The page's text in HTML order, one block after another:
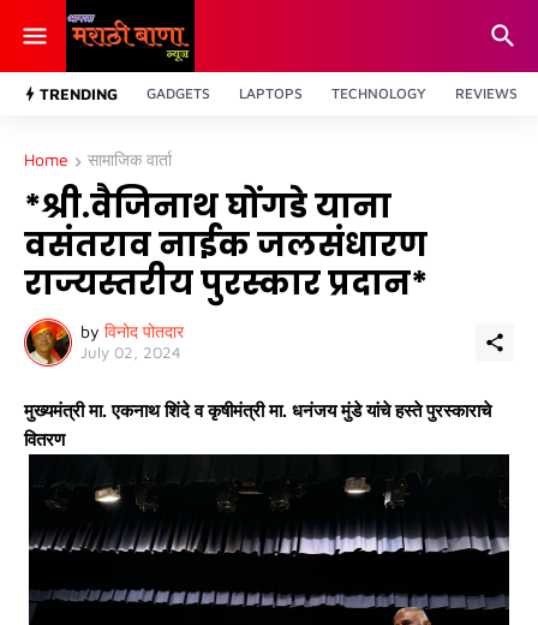
TRENDING GADGETS LAPTOPS TECHNOLOGY REVIEWS
Home सामाजिक वार्ता
*श्री.वैजिनाथ घोंगडे याना
वसंतराव नाईक जलसंधारण
राज्यस्तरीय पुरस्कार प्रदान*
by विनोद पोतदार
July 02, 2024
मुख्यमंत्री मा. एकनाथ शिंदे व कृषीमंत्री मा. धनंजय मुंडे यांचे हस्ते पुरस्काराचे
वितरण